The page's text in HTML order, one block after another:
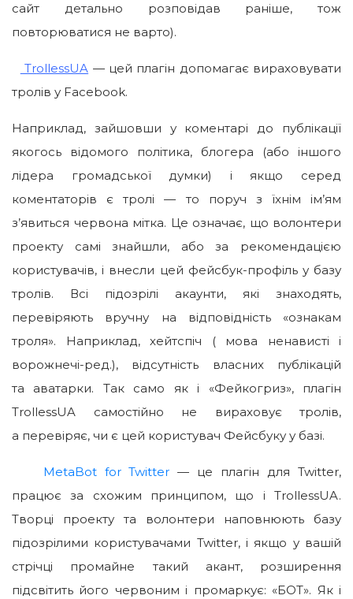
сайт детально розповідав раніше, тож
повторюватися не варто).
TrollessUA — цей плагін допомагає вираховувати
тролів у Facebook.
Наприклад, зайшовши у коментарі до публікації
якогось відомого політика, блогера (або іншого
лідера громадської думки) і якщо серед
коментаторів є тролі — то поруч з їхнім ім’ям
з’явиться червона мітка. Це означає, що волонтери
проекту самі знайшли, або за рекомендацією
користувачів, і внесли цей фейсбук-профіль у базу
тролів. Всі підозрілі акаунти, які знаходять,
перевіряють вручну на відповідність «ознакам
троля». Наприклад, хейтспіч ( мова ненависті і
ворожнечі-ред.), відсутність власних публікацій
та аватарки. Так само як і «Фейкогриз», плагін
TrollessUA cамостійно не вираховує тролів,
а перевіряє, чи є цей користувач Фейсбуку у базі.
MetaBot for Twitter — це плагін для Twitter,
працює за схожим принципом, що і TrollessUA.
Творці проекту та волонтери наповнюють базу
підозрілими користувачами Twitter, і якщо у вашій
стрічці промайне такий акант, розширення
підсвітить його червоним і промаркує: «БОТ». Як і